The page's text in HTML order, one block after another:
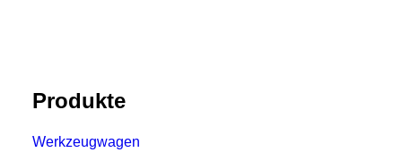
Produkte
Werkzeugwagen